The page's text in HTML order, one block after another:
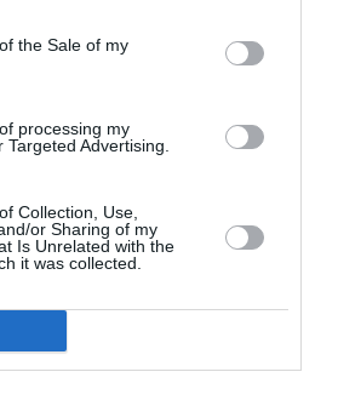
the Sale of my
processing my
Advertising.
Collection, Use,
or Sharing of my
Is Unrelated with the
it was collected.
Romei, inima României” la
gratuite de teatru, muzică și
copiii români din Lazio